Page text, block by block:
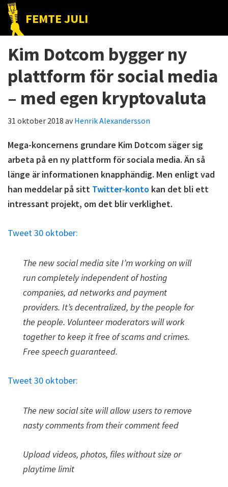
Hoppa
huvudnavigering
Hoppa
huvudinnehåll
Hoppa
det
primära
FEMTE JULI
Nätet
till
folket!
Kim Dotcom bygger ny
plattform för social media
– med egen kryptovaluta
31 oktober 2018 avHenrik Alexandersson
Mega-koncernens grundare Kim Dotcom säger sig
arbeta på en ny plattform för sociala media. Än så
länge är informationen knapphändig. Men enligt vad
han meddelar på sitt Twitter-konto kan det bli ett
intressant projekt, om det blir verklighet.
Tweet 30 oktober:
The new social media site I’m working on will
run completely independent of hosting
companies, ad networks and payment
providers. It’s decentralized, by the people for
the people. Volunteer moderators will work
together to keep it free of scams and crimes.
Free speech guaranteed.
Tweet 30 oktober:
The new social site will allow users to remove
nasty comments from their comment feed
Upload videos, photos, files without size or
playtime limit